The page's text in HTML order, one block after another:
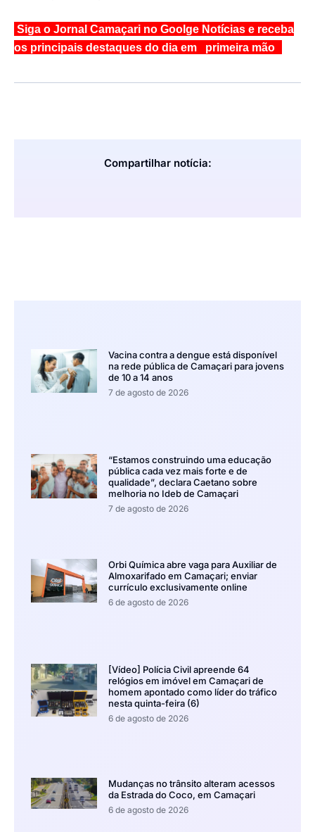
Siga o Jornal Camaçari no Goolge Notícias e receba
os principais destaques do dia em primeira mão
Compartilhar notícia:
Vacina contra a dengue está disponível
na rede pública de Camaçari para jovens
de 10 a 14 anos
7 de agosto de 2026
“Estamos construindo uma educação
pública cada vez mais forte e de
qualidade”, declara Caetano sobre
melhoria no Ideb de Camaçari
7 de agosto de 2026
Orbi Química abre vaga para Auxiliar de
Almoxarifado em Camaçari; enviar
currículo exclusivamente online
6 de agosto de 2026
[Vídeo] Polícia Civil apreende 64
relógios em imóvel em Camaçari de
homem apontado como líder do tráfico
nesta quinta-feira (6)
6 de agosto de 2026
Mudanças no trânsito alteram acessos
da Estrada do Coco, em Camaçari
6 de agosto de 2026